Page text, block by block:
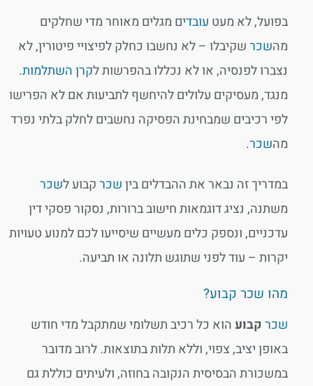
בפועל, לא מעטעובדים מגלים מאוחר מדי שחלקים
מהשכרשקיבלו – לא נחשבו כחלק לפיצויי פיטורין, לא
נצברו לפנסיה, או לא נכללו בהפרשות לקרן השתלמות.
מנגד, מעסיקים עלולים להיחשף לתביעות אם לא הפרישו
לפי רכיבים שמבחינת הפסיקה נחשבים לחלק בלתי נפרד
מהשכר.
במדריך זה נבאר את ההבדלים ביןשכרקבוע לשכר
משתנה, נציג דוגמאות חישוב ברורות, נסקור פסקי דין
עדכניים, ונספק כלים מעשיים שיסייעו לכם למנוע טעויות
יקרות – עוד לפני שתוגש תלונה או תביעה.
מהו שכר קבוע?
שכרקבועהוא כל רכיב תשלומי שמתקבל מדי חודש
באופן יציב, צפוי, וללא תלות בתוצאות. לרוב מדובר
במשכורת הבסיסית הנקובה בחוזה, ולעיתים כוללת גם